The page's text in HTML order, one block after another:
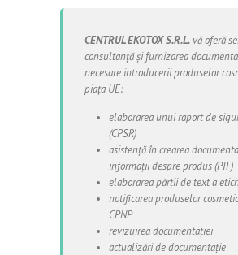
CENTRUL EKOTOX S.R.L. vă oferă
consultanță și furnizarea
necesare introducerii produselor
piața UE:
elaborarea unui raport de
(CPSR)
asistență în crearea
informații despre produs (PIF)
elaborarea părții de text a
notificarea produselor
CPNP
revizuirea documentației
actualizări de documentație